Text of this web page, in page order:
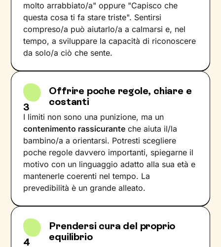
molto arrabbiato/a" oppure "Capisco che
questa cosa ti fa stare triste". Sentirsi
compreso/a può aiutarlo/a a calmarsi e, nel
tempo, a sviluppare la capacità di riconoscere
da solo/a ciò che sente.
3
Offrire poche regole, chiare e
costanti
I limiti non sono una punizione, ma un
contenimento rassicurante che aiuta il/la
bambino/a a orientarsi. Potresti scegliere
poche regole davvero importanti, spiegarne il
motivo con un linguaggio adatto alla sua età e
mantenerle coerenti nel tempo. La
prevedibilità è un grande alleato.
4
Prendersi cura del proprio
equilibrio